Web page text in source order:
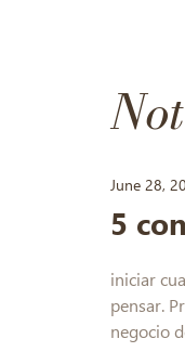
June 28,
5
iniciar
pensar.
negocio